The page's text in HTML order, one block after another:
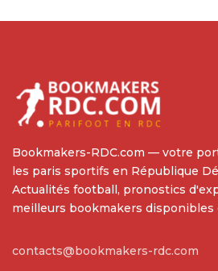
Bookmakers-RDC.com — votre
les paris sportifs en République
Actualités football, pronostics
meilleurs bookmakers disponibles
contacts@bookmakers-rdc.com